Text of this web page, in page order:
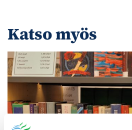
Katso myös